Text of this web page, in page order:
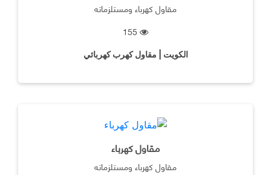
مقاول كهرباء ومستلزماته
الكويت | مقاول كهرب كهربائي
مقاول كهرباء
مقاول كهرباء ومستلزماته